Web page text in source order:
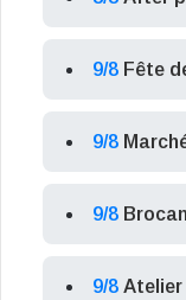
9/8 Fête
9/8
9/8
9/8 Atelier